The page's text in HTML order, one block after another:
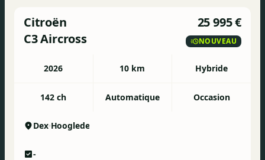
Citroën
C3 Aircross
25 995 €
NOUVEAU
2026 10 km Hybride
142 ch Automatique Occasion
Dex Hooglede
-